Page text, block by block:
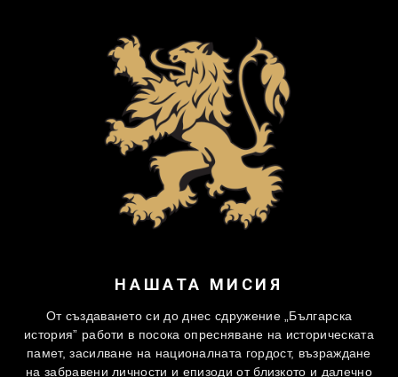
НАШАТА МИСИЯ
От създаването си до днес сдружение „Българска
история” работи в посока опресняване на историческата
памет, засилване на националната гордост, възраждане
на забравени личности и епизоди от близкото и далечно